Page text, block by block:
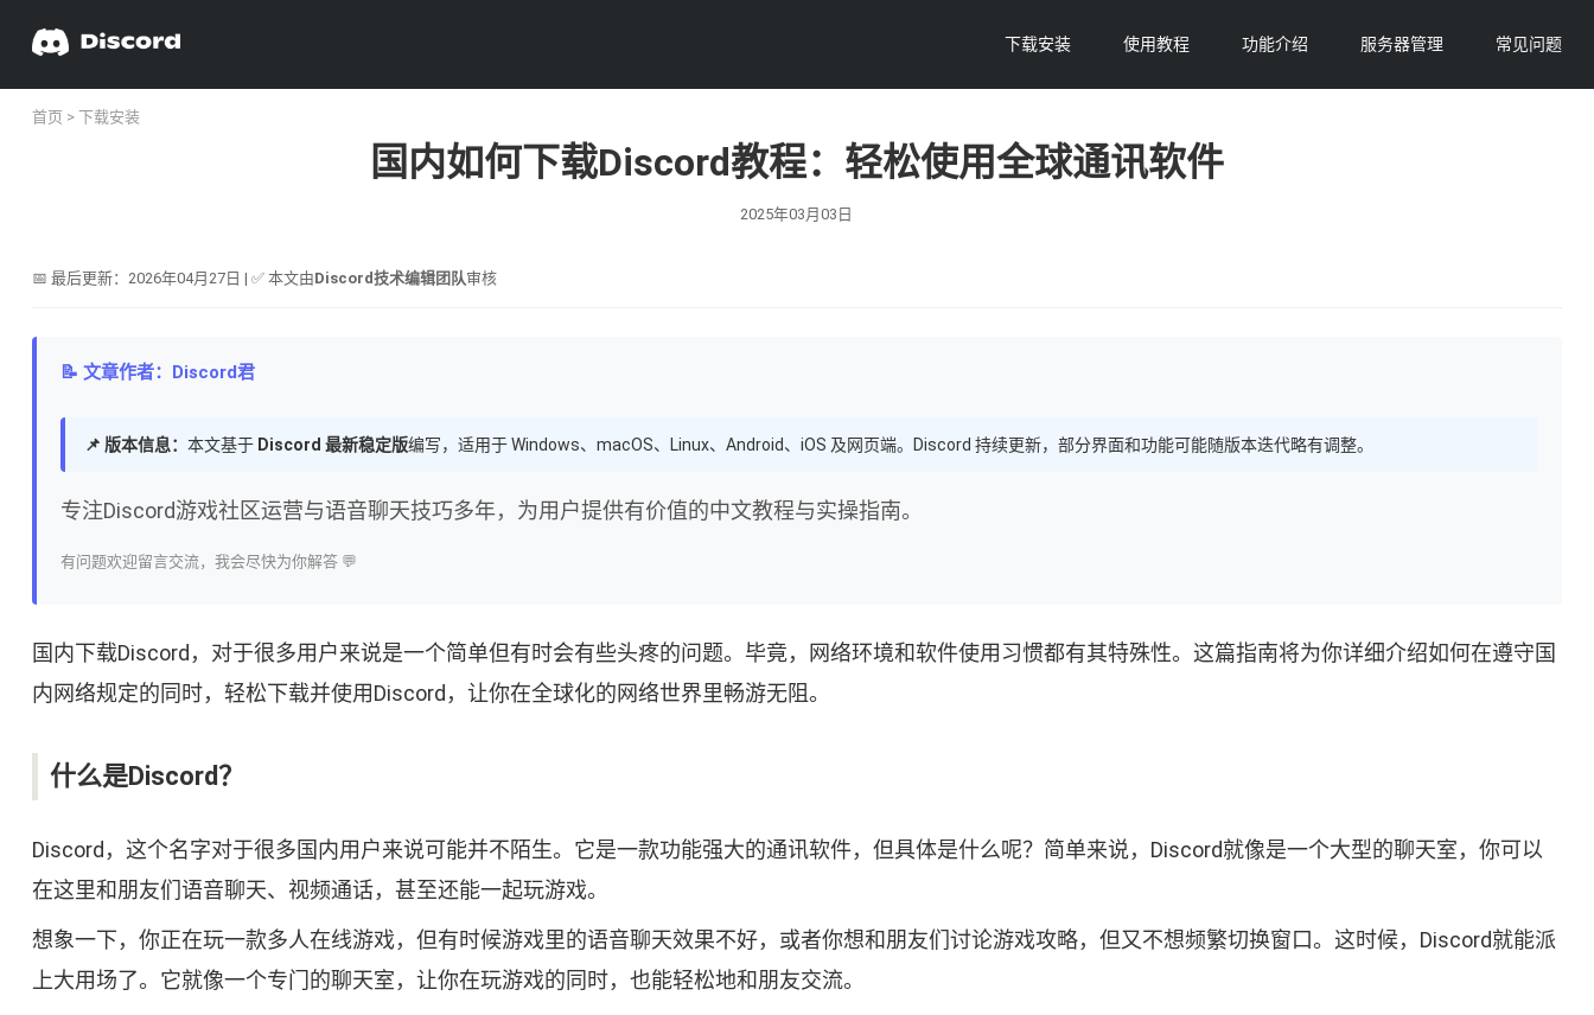
下载安装 使用教程 功能介绍 服务器管理 常见问题
首页 > 下载安装
国内如何下载Discord教程：轻松使用全球通讯软件
2025年03月03日
📅 最后更新：2026年04月27日 | ✅ 本文由Discord技术编辑团队审核
📝 文章作者：Discord君
📌 版本信息： 本文基于 Discord 最新稳定版编写，适用于 Windows、macOS、Linux、Android、iOS 及网页端。Discord 持续更新，部分界面和功能可能随版本迭代略有调整。
专注Discord游戏社区运营与语音聊天技巧多年，为用户提供有价值的中文教程与实操指南。
有问题欢迎留言交流，我会尽快为你解答 💬
国内下载Discord，对于很多用户来说是一个简单但有时会有些头疼的问题。毕竟，网络环境和软件使用习惯都有其特殊性。这篇指南将为你详细介绍如何在遵守国
内网络规定的同时，轻松下载并使用Discord，让你在全球化的网络世界里畅游无阻。
什么是Discord？
Discord，这个名字对于很多国内用户来说可能并不陌生。它是一款功能强大的通讯软件，但具体是什么呢？简单来说，Discord就像是一个大型的聊天室，你可以
在这里和朋友们语音聊天、视频通话，甚至还能一起玩游戏。
想象一下，你正在玩一款多人在线游戏，但有时候游戏里的语音聊天效果不好，或者你想和朋友们讨论游戏攻略，但又不想频繁切换窗口。这时候，Discord就能派
上大用场了。它就像一个专门的聊天室，让你在玩游戏的同时，也能轻松地和朋友交流。